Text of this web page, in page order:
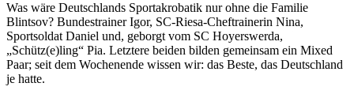
Was wäre Deutschlands Sportakrobatik nur ohne die Familie
Blintsov? Bundestrainer Igor, SC-Riesa-Cheftrainerin Nina,
Sportsoldat Daniel und, geborgt vom SC Hoyerswerda,
„Schütz(e)ling“ Pia. Letztere beiden bilden gemeinsam ein Mixed
Paar; seit dem Wochenende wissen wir: das Beste, das Deutschland
je hatte.